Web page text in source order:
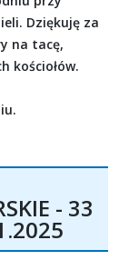
Dziękuję za
na tacę,
kościołów.
- 33